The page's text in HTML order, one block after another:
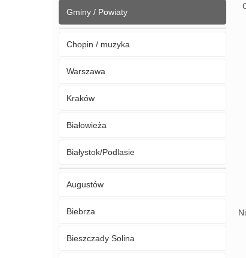
Gminy / Powiaty
Chopin / muzyka
Warszawa
Kraków
Białowieża
Białystok/Podlasie
Augustów
Biebrza
Bieszczady Solina